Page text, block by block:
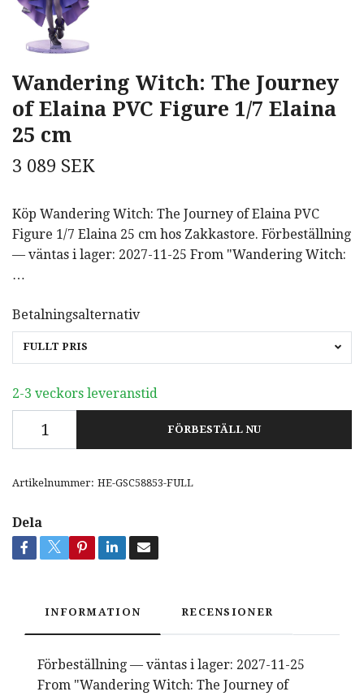
Wandering Witch: The Journey
of Elaina PVC Figure 1/7 Elaina
25 cm
3 089 SEK
Köp Wandering Witch: The Journey of Elaina PVC
Figure 1/7 Elaina 25 cm hos Zakkastore. Förbeställning
— väntas i lager: 2027-11-25 From "Wandering Witch:
…
Betalningsalternativ
FULLT PRIS
2-3 veckors leveranstid
FÖRBESTÄLL NU
Artikelnummer: HE-GSC58853-FULL
Dela
INFORMATION RECENSIONER
Förbeställning — väntas i lager: 2027-11-25
From "Wandering Witch: The Journey of